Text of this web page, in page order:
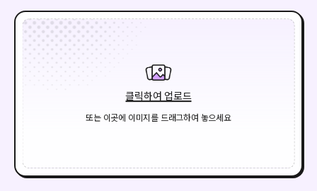
클릭하여 업로드
또는 이곳에 이미지를 드래그하여 놓으세요